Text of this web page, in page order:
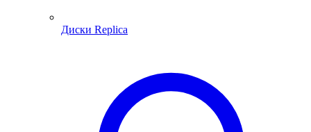
Диски Replica